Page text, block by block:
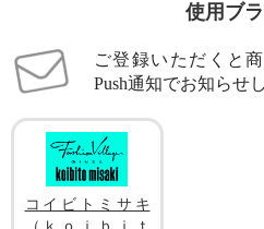
使用ブ
ご登録いただくと
Push通知でお知らせ
コイビトミサキ